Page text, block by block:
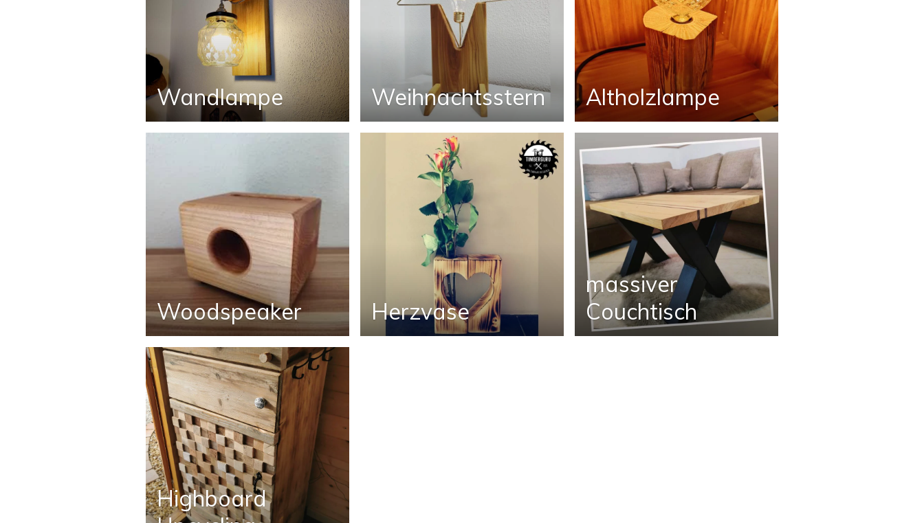
Wandlampe Weihnachtsstern Altholzlampe
Woodspeaker Herzvase
massiver
Couchtisch
Highboard